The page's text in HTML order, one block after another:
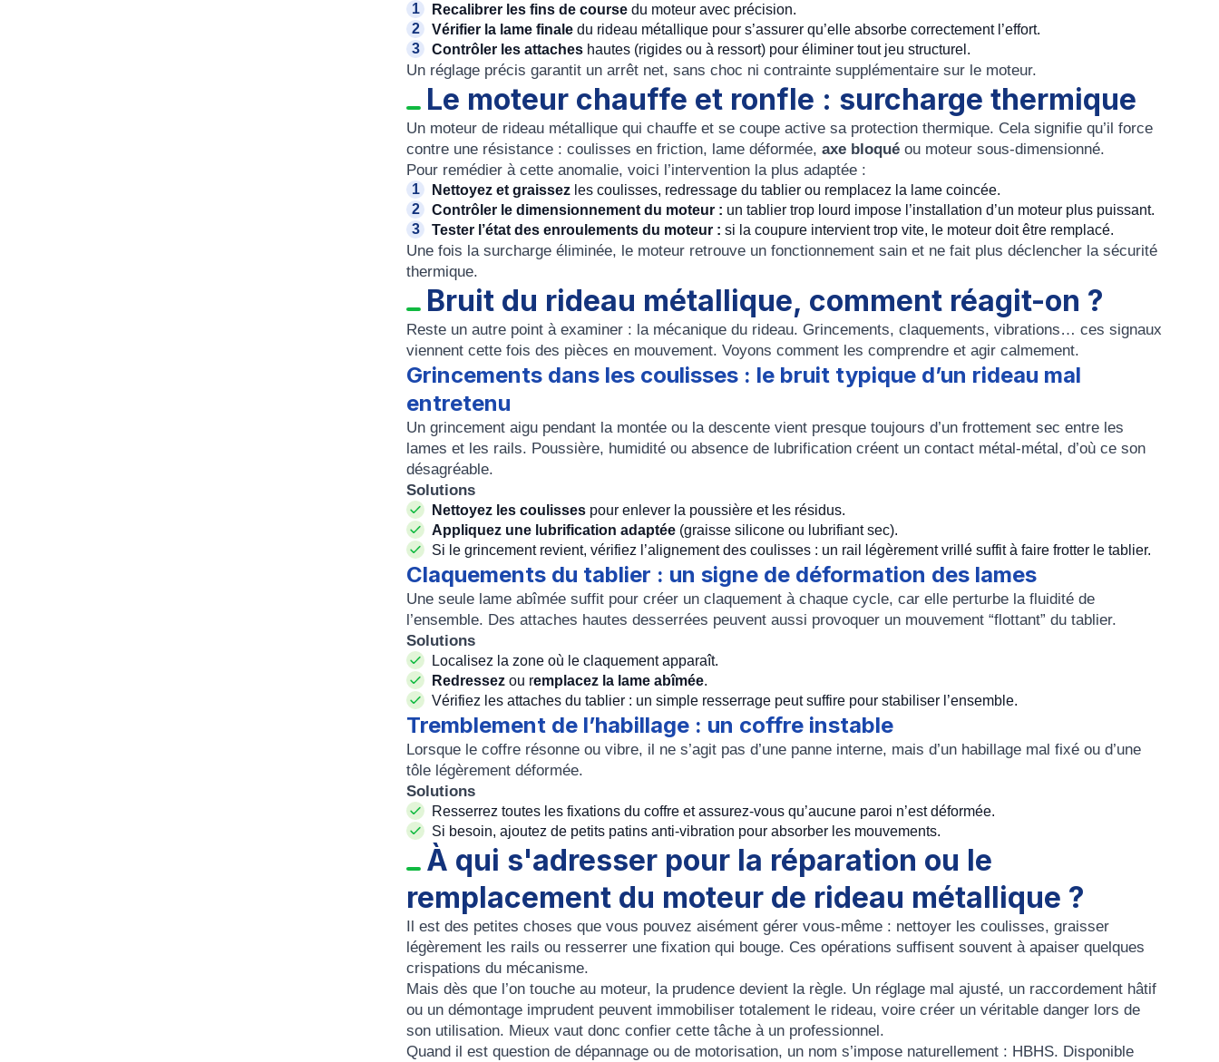
Recalibrer les fins de course du moteur avec précision.
Vérifier la lame finale du rideau métallique pour s’assurer qu’elle absorbe correctement l’effort.
Contrôler les attaches hautes (rigides ou à ressort) pour éliminer tout jeu structurel.
Un réglage précis garantit un arrêt net, sans choc ni contrainte supplémentaire sur le moteur.
Le moteur chauffe et ronfle : surcharge thermique
Un moteur de rideau métallique qui chauffe et se coupe active sa protection thermique. Cela signifie qu’il force
contre une résistance : coulisses en friction, lame déformée, axe bloqué ou moteur sous-dimensionné.
Pour remédier à cette anomalie, voici l’intervention la plus adaptée :
Nettoyez et graissez les coulisses, redressage du tablier ou remplacez la lame coincée.
Contrôler le dimensionnement du moteur : un tablier trop lourd impose l’installation d’un moteur plus puissant.
Tester l’état des enroulements du moteur : si la coupure intervient trop vite, le moteur doit être remplacé.
Une fois la surcharge éliminée, le moteur retrouve un fonctionnement sain et ne fait plus déclencher la sécurité
thermique.
Bruit du rideau métallique, comment réagit-on ?
Reste un autre point à examiner : la mécanique du rideau. Grincements, claquements, vibrations… ces signaux
viennent cette fois des pièces en mouvement. Voyons comment les comprendre et agir calmement.
Grincements dans les coulisses : le bruit typique d’un rideau mal
entretenu
Un grincement aigu pendant la montée ou la descente vient presque toujours d’un frottement sec entre les
lames et les rails. Poussière, humidité ou absence de lubrification créent un contact métal-métal, d’où ce son
désagréable.
Solutions
Nettoyez les coulisses pour enlever la poussière et les résidus.
Appliquez une lubrification adaptée (graisse silicone ou lubrifiant sec).
Si le grincement revient, vérifiez l’alignement des coulisses : un rail légèrement vrillé suffit à faire frotter le tablier.
Claquements du tablier : un signe de déformation des lames
Une seule lame abîmée suffit pour créer un claquement à chaque cycle, car elle perturbe la fluidité de
l’ensemble. Des attaches hautes desserrées peuvent aussi provoquer un mouvement “flottant” du tablier.
Solutions
Localisez la zone où le claquement apparaît.
Redressez ou remplacez la lame abîmée.
Vérifiez les attaches du tablier : un simple resserrage peut suffire pour stabiliser l’ensemble.
Tremblement de l’habillage : un coffre instable
Lorsque le coffre résonne ou vibre, il ne s’agit pas d’une panne interne, mais d’un habillage mal fixé ou d’une
tôle légèrement déformée.
Solutions
Resserrez toutes les fixations du coffre et assurez-vous qu’aucune paroi n’est déformée.
Si besoin, ajoutez de petits patins anti-vibration pour absorber les mouvements.
À qui s'adresser pour la réparation ou le
remplacement du moteur de rideau métallique ?
Il est des petites choses que vous pouvez aisément gérer vous-même : nettoyer les coulisses, graisser
légèrement les rails ou resserrer une fixation qui bouge. Ces opérations suffisent souvent à apaiser quelques
crispations du mécanisme.
Mais dès que l’on touche au moteur, la prudence devient la règle. Un réglage mal ajusté, un raccordement hâtif
ou un démontage imprudent peuvent immobiliser totalement le rideau, voire créer un véritable danger lors de
son utilisation. Mieux vaut donc confier cette tâche à un professionnel.
Quand il est question de dépannage ou de motorisation, un nom s’impose naturellement : HBHS. Disponible